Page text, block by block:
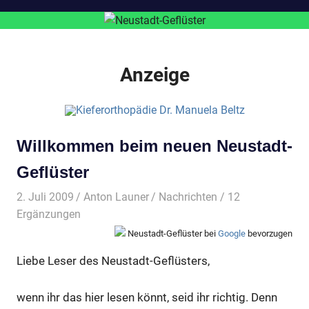
Anzeige
Willkommen beim neuen Neustadt-
Geflüster
2. Juli 2009 Anton Launer Nachrichten / 12
Ergänzungen
Neustadt-Geflüster bei Google bevorzugen
Liebe Leser des Neustadt-Geflüsters,
wenn ihr das hier lesen könnt, seid ihr richtig. Denn